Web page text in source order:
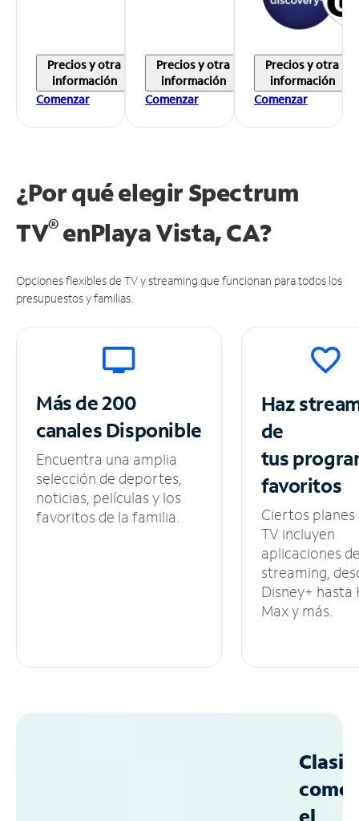
Precios y otra
información
Comenzar
Precios y otra
información
Comenzar
Precios y otra
información
Comenzar
¿Por qué elegir Spectrum
TV®enPlaya Vista, CA?
Opciones flexibles de TV y streaming que funcionan para todos los
presupuestos y familias.
Más de 200
canalesDisponible
Encuentra una amplia
selección de deportes,
noticias, películas y los
favoritos de la familia.
Haz
de
tus
favoritos
Ciertos planes
TV incluyen
aplicaciones
streaming,
Disney+ hasta
Max y más.
como
el